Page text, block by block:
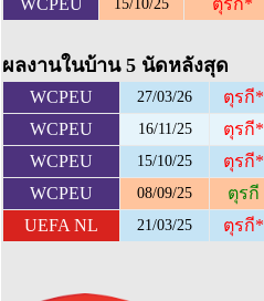
WCPEU 15/10/25 ตุรกี*
ผลงานในบ้าน 5 นัดหลังสุด
WCPEU 27/03/26 ตุรกี*
WCPEU
16/11/25 ตุรกี*
WCPEU
15/10/25 ตุรกี*
WCPEU
08/09/25 ตุรกี
UEFA NL
21/03/25 ตุรกี*